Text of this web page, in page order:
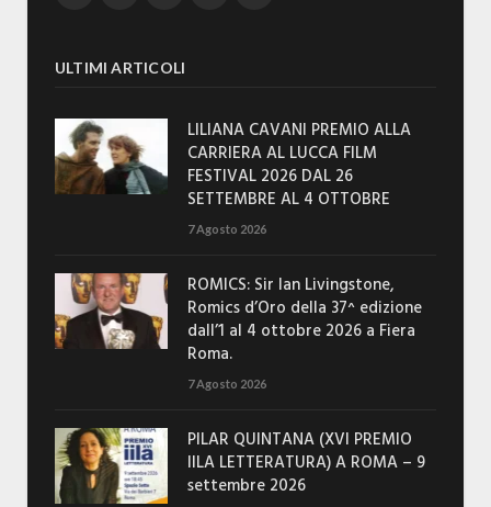
ULTIMI ARTICOLI
LILIANA CAVANI PREMIO ALLA
CARRIERA AL LUCCA FILM
FESTIVAL 2026 DAL 26
SETTEMBRE AL 4 OTTOBRE
7 Agosto 2026
ROMICS: Sir Ian Livingstone,
Romics d’Oro della 37^ edizione
dall’1 al 4 ottobre 2026 a Fiera
Roma.
7 Agosto 2026
PILAR QUINTANA (XVI PREMIO
IILA LETTERATURA) A ROMA – 9
settembre 2026